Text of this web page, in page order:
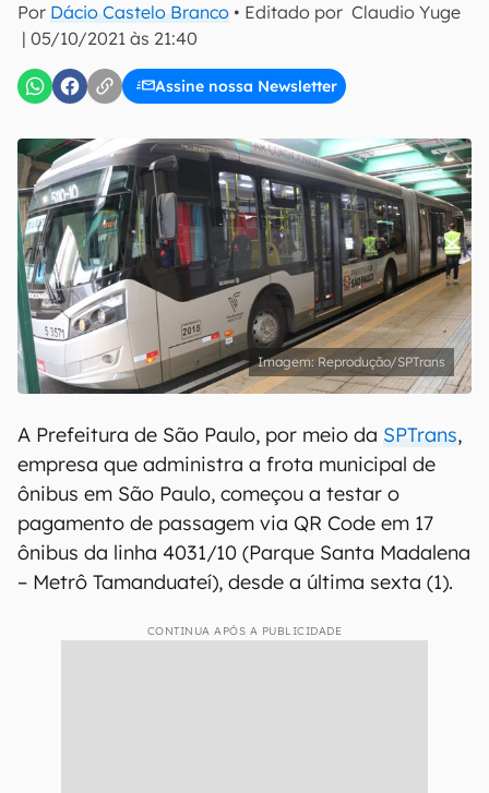
Por Dácio Castelo Branco • Editado por Claudio Yuge
| 05/10/2021 às 21:40
Assine nossa Newsletter
inscreva-se
Confirmo que li, aceito e concordo com os Termos de
Uso e Política de Privacidade do Canaltech.
Reprodução/SPTrans
A Prefeitura de São Paulo, por meio da SPTrans,
empresa que administra a frota municipal de
ônibus em São Paulo, começou a testar o
pagamento de passagem via QR Code em 17
ônibus da linha 4031/10 (Parque Santa Madalena
– Metrô Tamanduateí), desde a última sexta (1).
CONTINUA APÓS A PUBLICIDADE